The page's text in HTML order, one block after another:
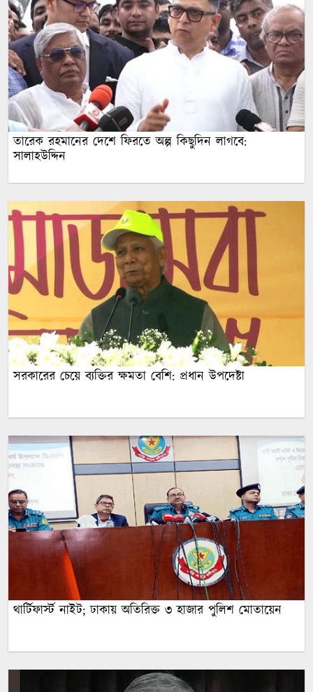
তারেক রহমানের দেশে ফিরতে অল্প কিছুদিন লাগবে:
সালাহউদ্দিন
সরকারের চেয়ে ব্যক্তির ক্ষমতা বেশি: প্রধান উপদেষ্টা
থার্টিফার্স্ট নাইট; ঢাকায় অতিরিক্ত ৩ হাজার পুলিশ মোতায়েন